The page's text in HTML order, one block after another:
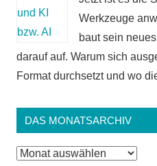
Werkzeuge
baut sein
darauf auf. Warum sich
Format durchsetzt und wo
DAS MONATSARCHIV
Das